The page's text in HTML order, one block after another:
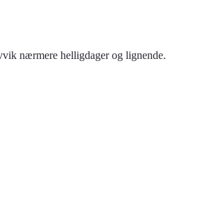
nærmere helligdager og lignende.